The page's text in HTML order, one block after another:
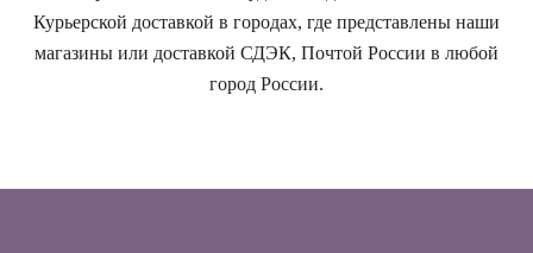
Курьерской доставкой в городах, где представлены наши
магазины или доставкой СДЭК, Почтой России в любой
город России.